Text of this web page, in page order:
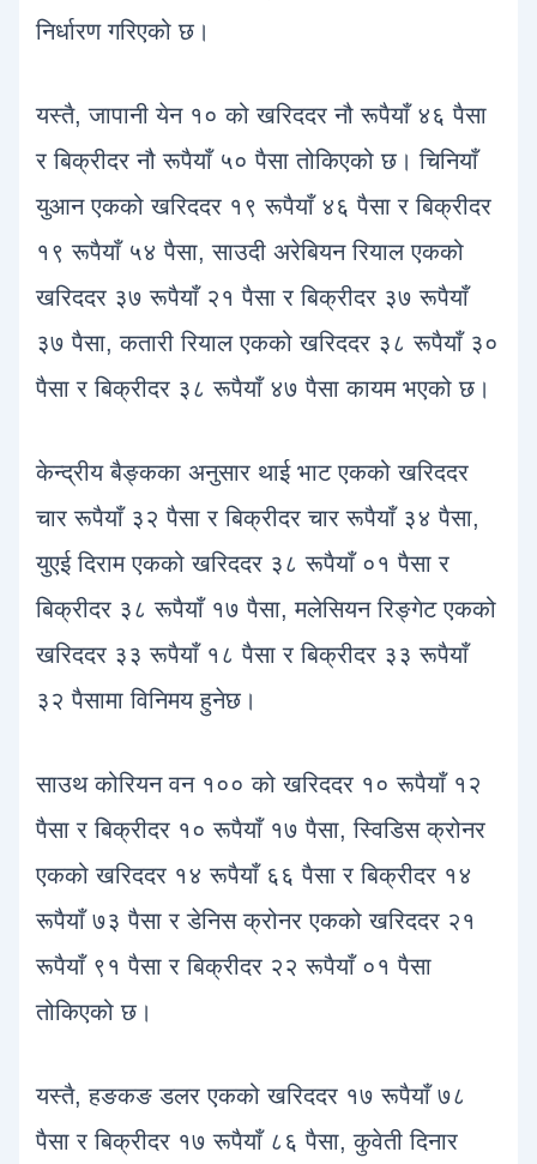
निर्धारण गरिएको छ।
यस्तै, जापानी येन १० को खरिददर नौ रूपैयाँ ४६ पैसा
र बिक्रीदर नौ रूपैयाँ ५० पैसा तोकिएको छ। चिनियाँ
युआन एकको खरिददर १९ रूपैयाँ ४६ पैसा र बिक्रीदर
१९ रूपैयाँ ५४ पैसा, साउदी अरेबियन रियाल एकको
खरिददर ३७ रूपैयाँ २१ पैसा र बिक्रीदर ३७ रूपैयाँ
३७ पैसा, कतारी रियाल एकको खरिददर ३८ रूपैयाँ ३०
पैसा र बिक्रीदर ३८ रूपैयाँ ४७ पैसा कायम भएको छ।
केन्द्रीय बैङ्कका अनुसार थाई भाट एकको खरिददर
चार रूपैयाँ ३२ पैसा र बिक्रीदर चार रूपैयाँ ३४ पैसा,
युएई दिराम एकको खरिददर ३८ रूपैयाँ ०१ पैसा र
बिक्रीदर ३८ रूपैयाँ १७ पैसा, मलेसियन रिङ्गेट एकको
खरिददर ३३ रूपैयाँ १८ पैसा र बिक्रीदर ३३ रूपैयाँ
३२ पैसामा विनिमय हुनेछ।
साउथ कोरियन वन १०० को खरिददर १० रूपैयाँ १२
पैसा र बिक्रीदर १० रूपैयाँ १७ पैसा, स्विडिस क्रोनर
एकको खरिददर १४ रूपैयाँ ६६ पैसा र बिक्रीदर १४
रूपैयाँ ७३ पैसा र डेनिस क्रोनर एकको खरिददर २१
रूपैयाँ ९१ पैसा र बिक्रीदर २२ रूपैयाँ ०१ पैसा
तोकिएको छ।
यस्तै, हङकङ डलर एकको खरिददर १७ रूपैयाँ ७८
पैसा र बिक्रीदर १७ रूपैयाँ ८६ पैसा, कुवेती दिनार